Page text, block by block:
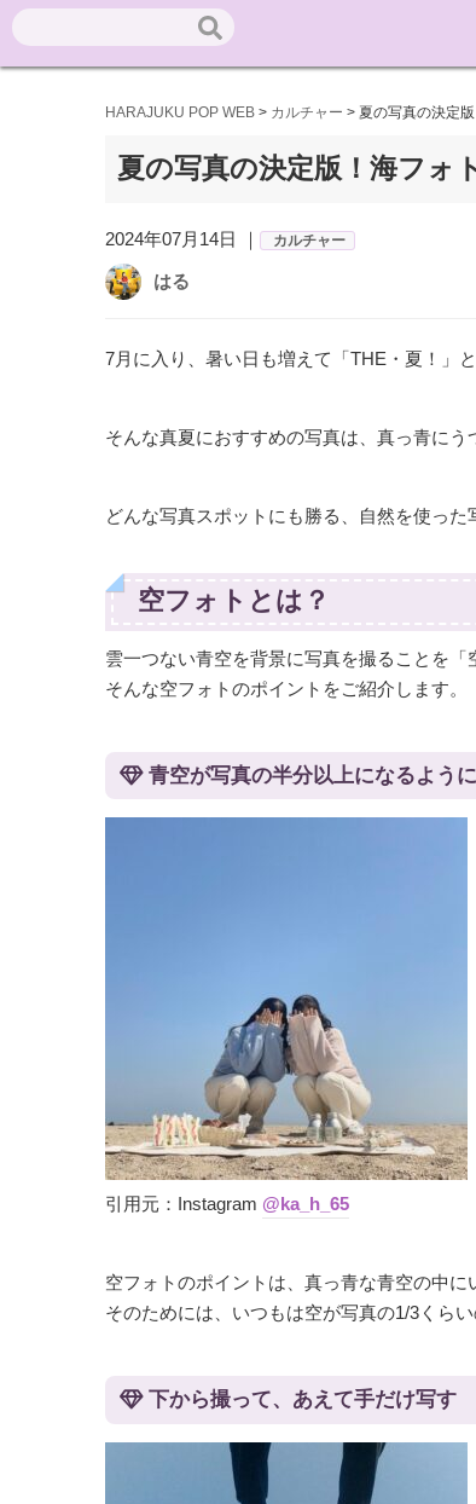
HARAJUKU POP WEB > カルチャー > 夏の写真の決定
夏の写真の決定版！海フォ
2024年07月14日 ｜ カルチャー
はる
7月に入り、暑い日も増えて「THE・夏！」
そんな真夏におすすめの写真は、真っ青にう
どんな写真スポットにも勝る、自然を使った
空フォトとは？
雲一つない青空を背景に写真を撮ることを「
そんな空フォトのポイントをご紹介します。
青空が写真の半分以上になるように
引用元：Instagram @ka_h_65
空フォトのポイントは、真っ青な青空の中に
そのためには、いつもは空が写真の1/3くら
下から撮って、あえて手だけ写す